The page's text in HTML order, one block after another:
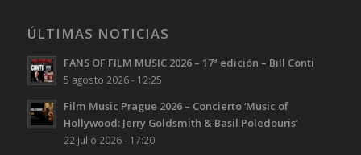
ÚLTIMAS NOTICIAS
FANS OF FILM MUSIC 2026 – 17ª edición – Bill Conti
5 agosto 2026 - 12:25
Film Music Prague 2026 – Concierto ‘Music of
Hollywood: Jerry Goldsmith & Basil Poledouris’
22 julio 2026 - 17:20